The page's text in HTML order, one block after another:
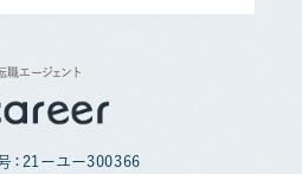
職エージェント
：21ーユー300366